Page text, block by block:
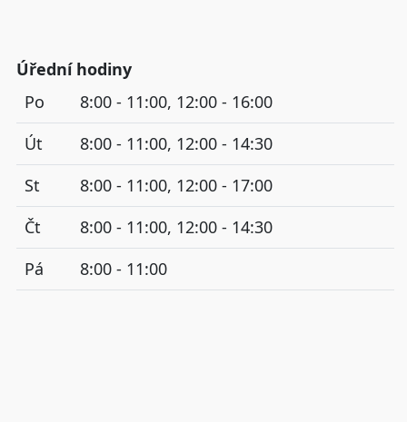
Úřední hodiny
Po
8:00 - 11:00, 12:00 - 16:00
Út
8:00 - 11:00, 12:00 - 14:30
St
8:00 - 11:00, 12:00 - 17:00
Čt
8:00 - 11:00, 12:00 - 14:30
Pá
8:00 - 11:00